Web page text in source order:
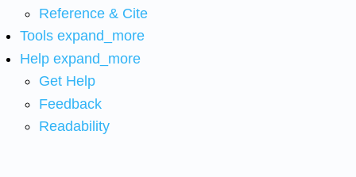
Reference & Cite
Tools expand_more
Help expand_more
Get Help
Feedback
Readability